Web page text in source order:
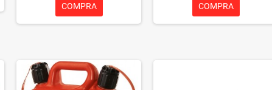
COMPRA COMPRA